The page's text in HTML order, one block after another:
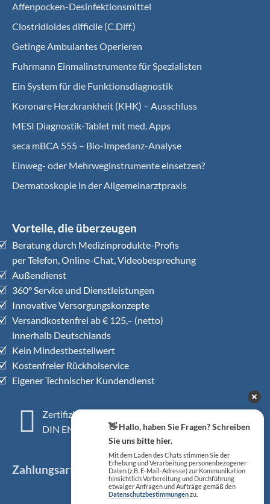
Affenpocken-Desinfektionsmittel
Clostridioides difficile (C.Diff.)
Getinge Ambulantes Operieren
Fuhrmann Einmalinstrumente für Spezialisten
Ein System für die Funktionsdiagnostik
Koro­nare Herz­krank­heit (KHK) – Ausschluss
MESI Diagnostik-Tablet mit med. Apps
seca mBCA 555 – Bio-Impedanz-Analyse
Einweg- oder Mehrweginstrumente einsetzen?
Dermatoskopie in der Allgemeinarztpraxis
Vorteile, die überzeugen
Beratung durch Medizinprodukte-Profis
per Telefon, Online-Chat, Videobesprechung
Außendienst
360° Service und Dienstleistungen
Innovative Versorgungskonzepte
Versandkostenfrei ab € 125,– (netto)
innerhalb Deutschlands
Kein Mindestbestellwert
Kostenfreier Rückholservice
Eigener Technischer Kundendienst
Zertifiziertes QM-System
DIN EN ISO 13485
Zahlungsarten
👋 Hallo, haben Sie Fragen? Schreiben
Sie uns bitte hier.
Mit dem Laden des Chats stimmen Sie der
Erhebung und Verarbeitung personenbezogener
Daten (z.B. E-Mail-Adresse) zur Kommunikation
hinsichtlich Vorbereitung und Durchführung
etwaiger Anfragen und Aufträge gemäß den
Datenschutzbestimmungenzu.